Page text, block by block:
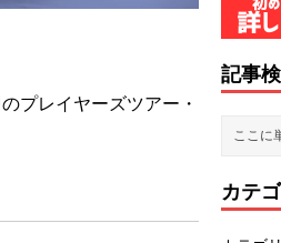
プレイヤーズツアー・
記事
カテ